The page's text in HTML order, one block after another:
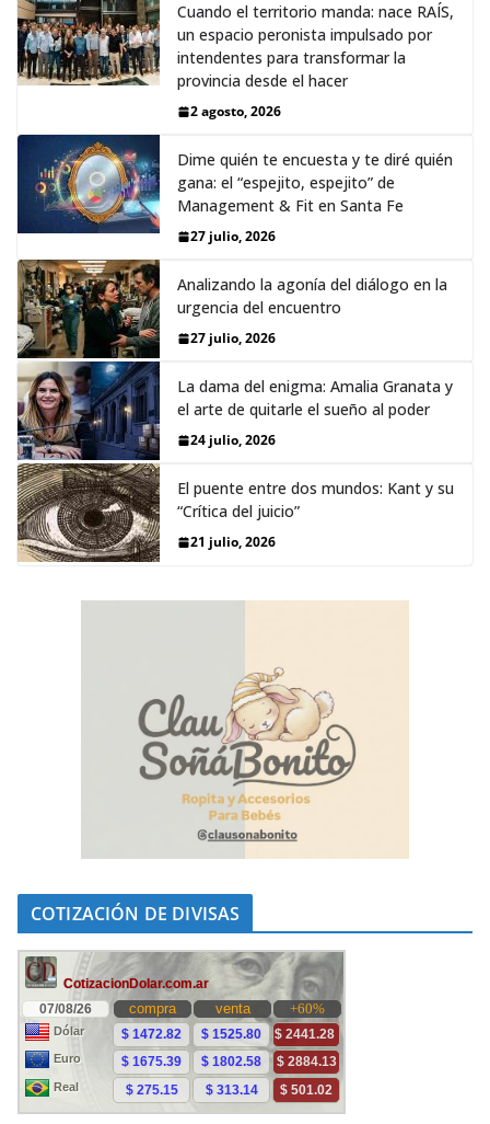
Cuando el territorio manda: nace RAÍS,
un espacio peronista impulsado por
intendentes para transformar la
provincia desde el hacer
2 agosto, 2026
Dime quién te encuesta y te diré quién
gana: el “espejito, espejito” de
Management & Fit en Santa Fe
27 julio, 2026
Analizando la agonía del diálogo en la
urgencia del encuentro
27 julio, 2026
La dama del enigma: Amalia Granata y
el arte de quitarle el sueño al poder
24 julio, 2026
El puente entre dos mundos: Kant y su
“Crítica del juicio”
21 julio, 2026
COTIZACIÓN DE DIVISAS